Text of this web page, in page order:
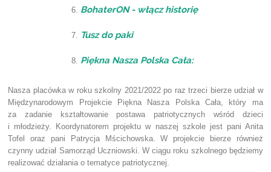
BohaterON - włącz historię
Tusz do paki
Piękna Nasza Polska Cała:
Nasza placówka w roku szkolny 2021/2022 po raz trzeci bierze udział w
Międzynarodowym Projekcie Piękna Nasza Polska Cała, który ma
za zadanie kształtowanie postawa patriotycznych wśród dzieci
i młodzieży. Koordynatorem projektu w naszej szkole jest pani Anita
Tofel oraz pani Patrycja Mścichowska. W projekcie bierze również
czynny udział Samorząd Uczniowski. W ciągu roku szkolnego będziemy
realizować działania o tematyce patriotycznej.